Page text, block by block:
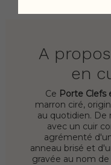
A
en
Ce Porte Clefs
marron ciré,
au quotidien. De
avec un cuir
agrémenté
anneau brisé et
gravée au nom